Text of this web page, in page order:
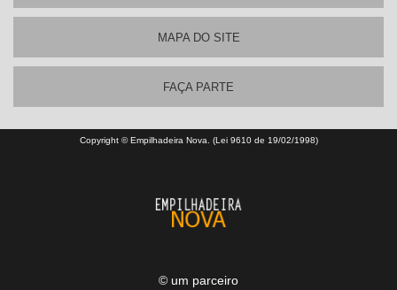
MAPA DO SITE
FAÇA PARTE
Copyright © Empilhadeira Nova. (Lei 9610 de 19/02/1998)
© um parceiro